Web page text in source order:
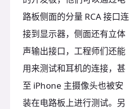
路板侧面的分量 RCA 接口连
接到显示器，侧面还有立体
声输出接口，工程师们还能
用来测试和耳机的连接，甚
至 iPhone 主摄像头也被安
装在电路板上进行测试。另